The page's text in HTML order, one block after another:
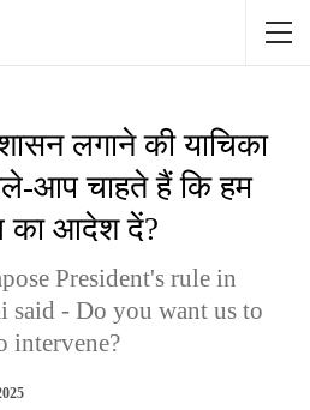
लगाने की याचिका
आप चाहते हैं कि हम
का आदेश दें?
President's rule in
said - Do you want us to
intervene?